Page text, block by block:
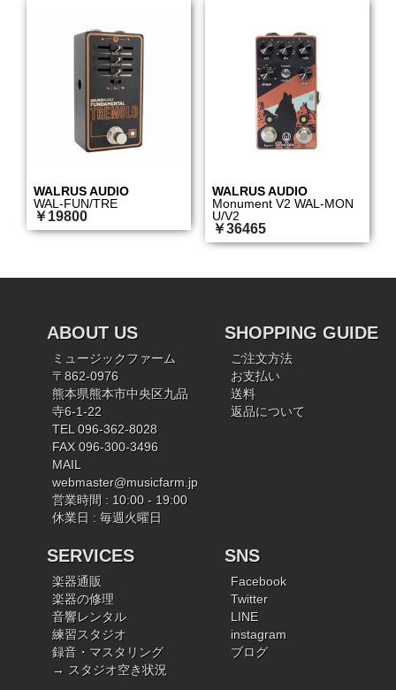
WALRUS AUDIO
WAL-FUN/TRE
￥19800
WALRUS AUDIO
Monument V2 WAL-MON
U/V2
￥36465
ABOUT US
ミュージックファーム
〒862-0976
熊本県熊本市中央区九品
寺6-1-22
TEL 096-362-8028
FAX 096-300-3496
MAIL
webmaster@musicfarm.jp
営業時間 : 10:00 - 19:00
休業日 : 毎週火曜日
SHOPPING GUIDE
ご注文方法
お支払い
送料
返品について
SERVICES
楽器通販
楽器の修理
音響レンタル
練習スタジオ
録音・マスタリング
→ スタジオ空き状況
SNS
Facebook
Twitter
LINE
instagram
ブログ